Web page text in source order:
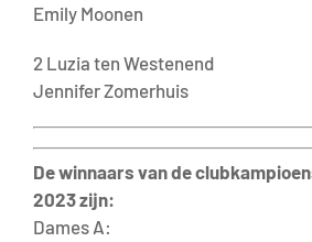
Emily Moonen
2 Luzia ten Westenend
Jennifer Zomerhuis
De winnaars van de
2023 zijn:
Dames A: